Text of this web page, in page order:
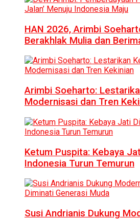
HAN 2026, Arimbi
Berakhlak Mulia dan
Arimbi Soeharto:
Modernisasi dan Tren
Ketum Puspita: Kebaya
Indonesia Turun Temurun
Susi Andrianis Dukung